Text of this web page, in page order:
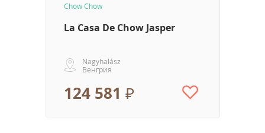
Chow Chow
La Casa De Chow Jasper
Nagyhalász
Венгрия
124 581 ₽